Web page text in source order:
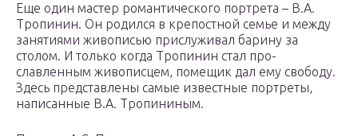
Еще один мастер романтического портрета – В.А.
Тропинин. Он родился в крепостной семье и между
занятиями живописью прислуживал барину за
столом. И только когда Тропинин стал про-
славленным живописцем, помещик дал ему свободу.
Здесь представлены самые известные портреты,
написанные В.А. Тропининым.